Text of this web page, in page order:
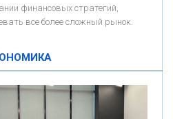
финансовых стратегий,
все более сложный рынок.